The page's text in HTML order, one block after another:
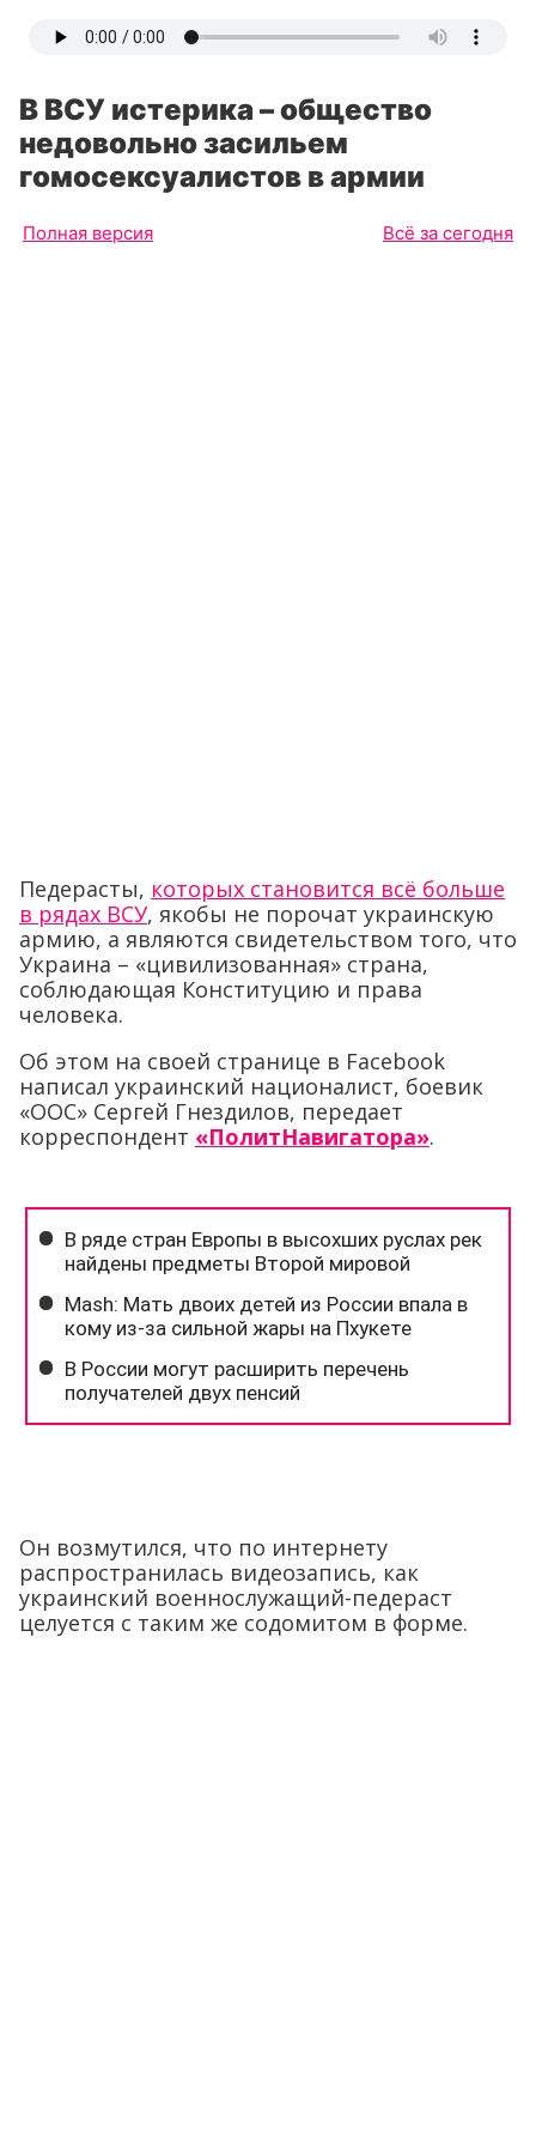
В ВСУ истерика – общество
недовольно засильем
гомосексуалистов в армии
Полная версия Всё за сегодня
Педерасты, которых становится всё больше
в рядах ВСУ, якобы не порочат украинскую
армию, а являются свидетельством того, что
Украина – «цивилизованная» страна,
соблюдающая Конституцию и права
человека.
Об этом на своей странице в Facebook
написал украинский националист, боевик
«ООС» Сергей Гнездилов, передает
корреспондент «ПолитНавигатора».
Он возмутился, что по интернету
распространилась видеозапись, как
украинский военнослужащий-педераст
целуется с таким же содомитом в форме.